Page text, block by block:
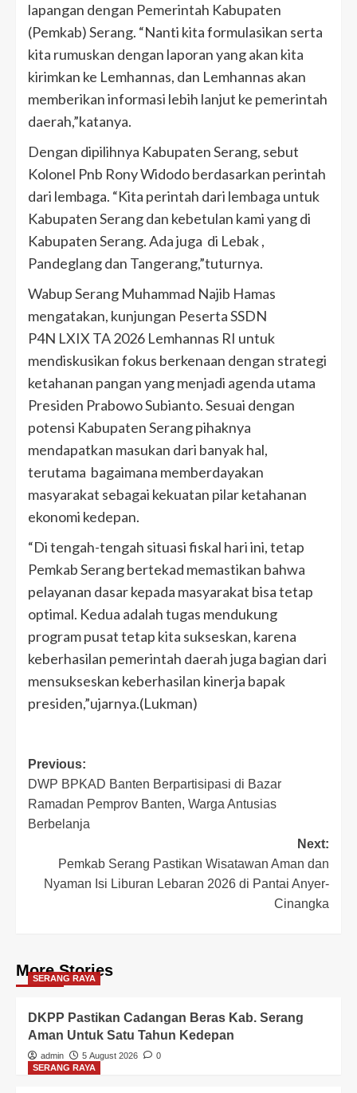
lapangan dengan Pemerintah Kabupaten
(Pemkab) Serang. “Nanti kita formulasikan serta
kita rumuskan dengan laporan yang akan kita
kirimkan ke Lemhannas, dan Lemhannas akan
memberikan informasi lebih lanjut ke pemerintah
daerah,”katanya.
Dengan dipilihnya Kabupaten Serang, sebut
Kolonel Pnb Rony Widodo berdasarkan perintah
dari lembaga. “Kita perintah dari lembaga untuk
Kabupaten Serang dan kebetulan kami yang di
Kabupaten Serang. Ada juga di Lebak ,
Pandeglang dan Tangerang,”tuturnya.
Wabup Serang Muhammad Najib Hamas
mengatakan, kunjungan Peserta SSDN
P4N LXIX TA 2026 Lemhannas RI untuk
mendiskusikan fokus berkenaan dengan strategi
ketahanan pangan yang menjadi agenda utama
Presiden Prabowo Subianto. Sesuai dengan
potensi Kabupaten Serang pihaknya
mendapatkan masukan dari banyak hal,
terutama bagaimana memberdayakan
masyarakat sebagai kekuatan pilar ketahanan
ekonomi kedepan.
“Di tengah-tengah situasi fiskal hari ini, tetap
Pemkab Serang bertekad memastikan bahwa
pelayanan dasar kepada masyarakat bisa tetap
optimal. Kedua adalah tugas mendukung
program pusat tetap kita sukseskan, karena
keberhasilan pemerintah daerah juga bagian dari
mensukseskan keberhasilan kinerja bapak
presiden,”ujarnya.(Lukman)
Post
navigation
Previous:
DWP BPKAD Banten Berpartisipasi di Bazar
Ramadan Pemprov Banten, Warga Antusias
Berbelanja
Next:
Pemkab Serang Pastikan Wisatawan Aman dan
Nyaman Isi Liburan Lebaran 2026 di Pantai Anyer-
Cinangka
More Stories
SERANG RAYA
DKPP Pastikan Cadangan Beras Kab. Serang
Aman Untuk Satu Tahun Kedepan
admin 5 August 2026
0
SERANG RAYA